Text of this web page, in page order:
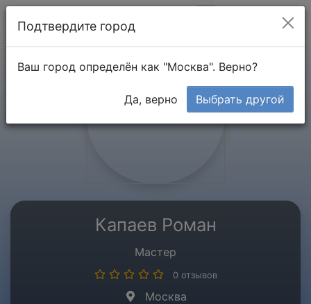
Капаев Роман
Мастер
0 отзывов
Москва
Подтвердите город
Ваш город определён как "Москва". Верно?
Да, верно Выбрать другой